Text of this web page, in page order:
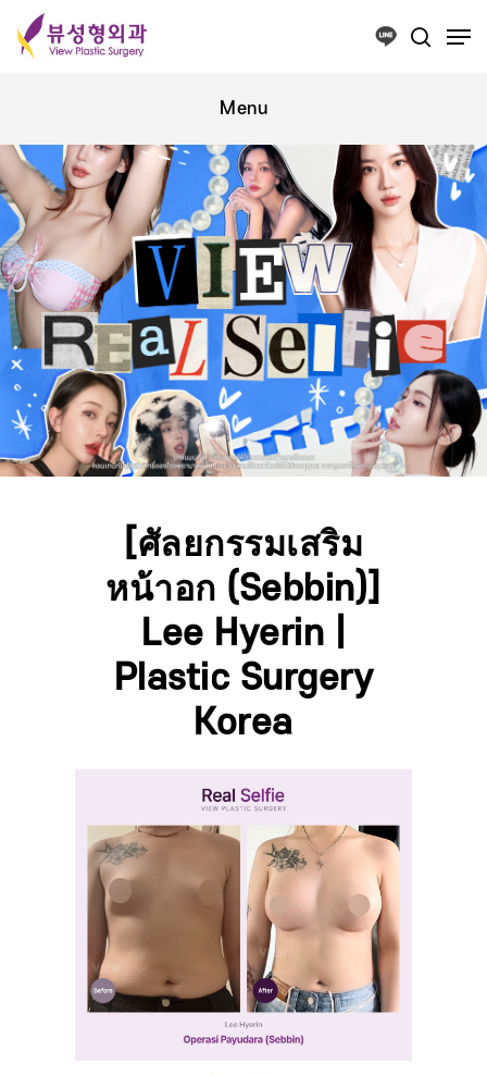
[ศัลยกรรมเสริม
หน้าอก (Sebbin)]
Lee Hyerin |
Plastic Surgery
Korea